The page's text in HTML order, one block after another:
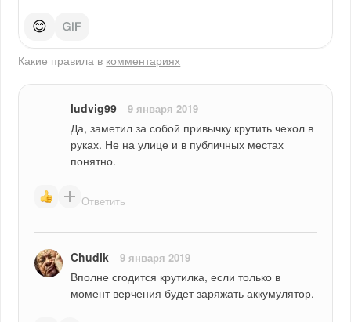
😊
Какие правила в комментариях
ludvig99 9 января 2019
Да, заметил за собой привычку крутить чехол в
руках. Не на улице и в публичных местах
понятно.
Ответить
Chudik 9 января 2019
Вполне сгодится крутилка, если только в
момент верчения будет заряжать аккумулятор.